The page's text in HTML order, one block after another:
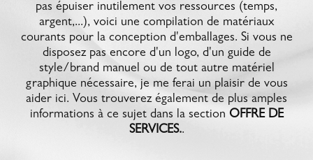
pas épuiser inutilement vos ressources (temps,
argent,...), voici une compilation de matériaux
courants pour la conception d'emballages. Si vous ne
disposez pas encore d'un logo, d'un guide de
style/brand manuel ou de tout autre matériel
graphique nécessaire, je me ferai un plaisir de vous
aider ici. Vous trouverez également de plus amples
informations à ce sujet dans la section OFFRE DE
SERVICES..